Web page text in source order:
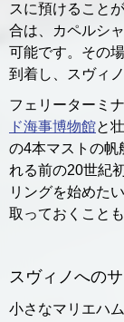
スに預けること
合は、カペルシ
可能です。その
到着し、スヴィ
フェリーターミ
ド海事博物館と
の4本マストの帆
れる前の20世紀
リングを始めた
取っておくこと
スヴィノへの
小さなマリエハ